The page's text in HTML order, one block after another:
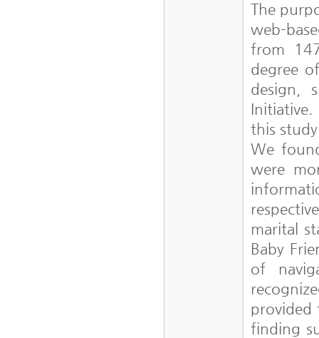
The
web-
from
degree
design,
this
We
were
marital
Baby
of
provided
finding